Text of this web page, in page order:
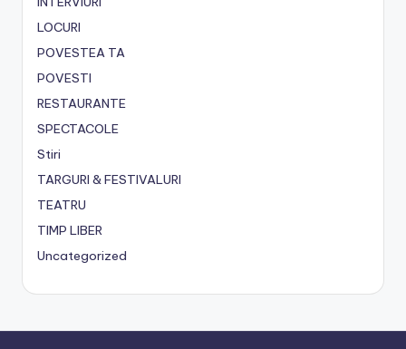
LOCURI
POVESTEA TA
POVESTI
RESTAURANTE
SPECTACOLE
Stiri
TARGURI & FESTIVALURI
TEATRU
TIMP LIBER
Uncategorized